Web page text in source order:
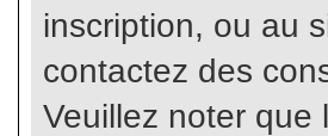
inscription, ou au
contactez des
Veuillez noter que